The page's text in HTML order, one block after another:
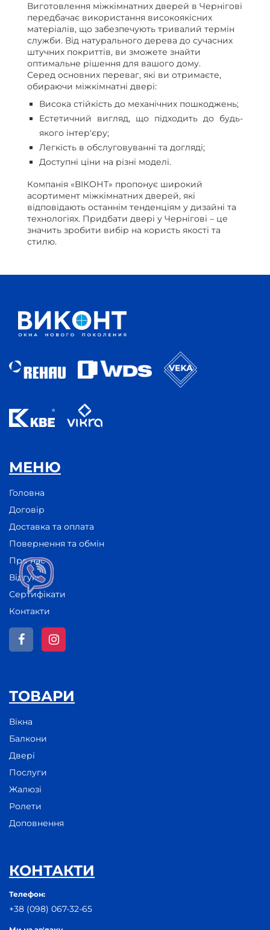
Виготовлення міжкімнатних дверей в Чернігові
передбачає використання високоякісних
матеріалів, що забезпечують тривалий термін
служби. Від натурального дерева до сучасних
штучних покриттів, ви зможете знайти
оптимальне рішення для вашого дому.
Серед основних переваг, які ви отримаєте,
обираючи міжкімнатні двері:
Висока стійкість до механічних пошкоджень;
Естетичний вигляд, що підходить до будь-
якого інтер'єру;
Легкість в обслуговуванні та догляді;
Доступні ціни на різні моделі.
Компанія «ВІКОНТ» пропонує широкий
асортимент міжкімнатних дверей, які
відповідають останнім тенденціям у дизайні та
технологіях. Придбати двері у Чернігові – це
значить зробити вибір на користь якості та
стилю.
МЕНЮ
Головна
Договір
Доставка та оплата
Повернення та обмін
Про нас
Відгуки
Сертифікати
Контакти
ТОВАРИ
Вікна
Балкони
Двері
Послуги
Жалюзі
Ролети
Доповнення
КОНТАКТИ
Телефон:
+38 (098) 067-32-65